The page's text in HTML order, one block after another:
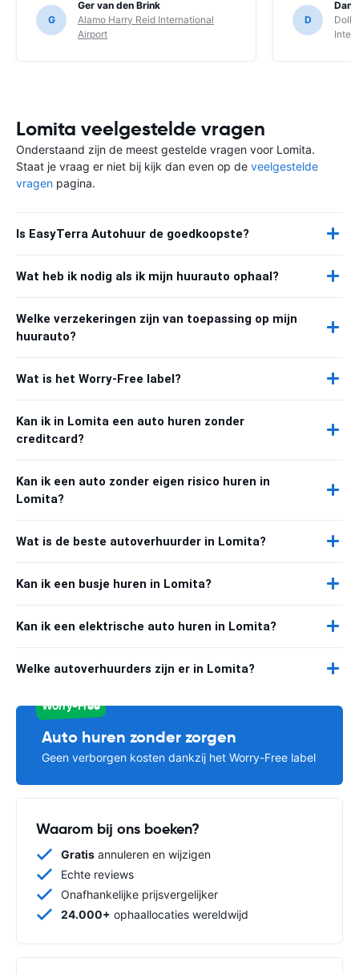
G
Ger van den Brink
Alamo Harry Reid International
Airport
D
Lomita veelgestelde vragen
Onderstaand zijn de meest gestelde vragen voor Lomita.
Staat je vraag er niet bij kijk dan even op de veelgestelde
vragen pagina.
Is EasyTerra Autohuur de goedkoopste?
Wat heb ik nodig als ik mijn huurauto ophaal?
Welke verzekeringen zijn van toepassing op mijn
huurauto?
Wat is het Worry-Free label?
Kan ik in Lomita een auto huren zonder
creditcard?
Kan ik een auto zonder eigen risico huren in
Lomita?
Wat is de beste autoverhuurder in Lomita?
Kan ik een busje huren in Lomita?
Kan ik een elektrische auto huren in Lomita?
Welke autoverhuurders zijn er in Lomita?
Worry-Free
Auto huren zonder zorgen
Geen verborgen kosten dankzij het Worry-Free label
Waarom bij ons boeken?
Gratis annuleren en wijzigen
Echte reviews
Onafhankelijke prijsvergelijker
24.000+ ophaallocaties wereldwijd